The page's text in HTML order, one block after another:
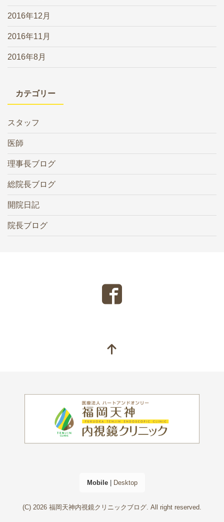
2016年12月
2016年11月
2016年8月
カテゴリー
スタッフ
医師
理事長ブログ
総院長ブログ
開院日記
院長ブログ
Mobile| Desktop
(C) 2026 福岡天神内視鏡クリニックブログ . All right reserved.